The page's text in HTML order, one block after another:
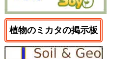
植物のミカタの掲示板